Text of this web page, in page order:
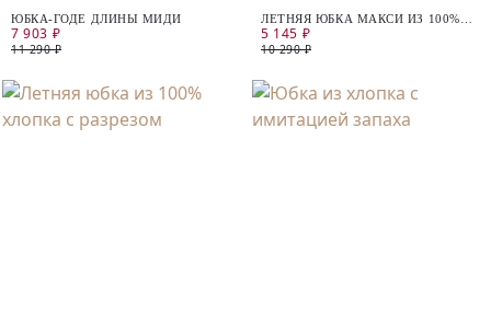
ЮБКА-ГОДЕ ДЛИНЫ МИДИ
7 903 ₽
11 290 ₽
ЛЕТНЯЯ ЮБКА МАКСИ ИЗ 100%
ХЛОПКА
5 145 ₽
10 290 ₽